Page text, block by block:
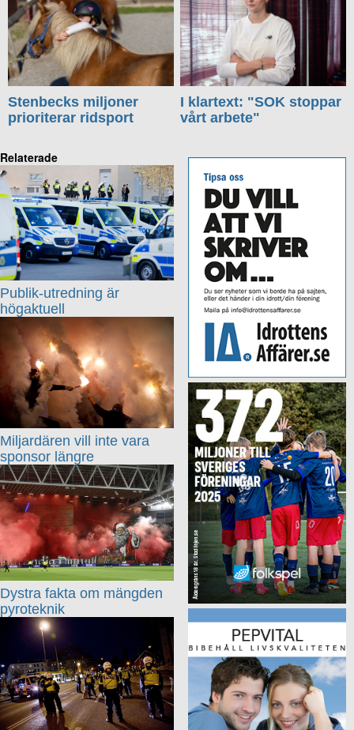
Stenbecks miljoner
prioriterar ridsport
I klartext: "SOK stoppar
vårt arbete"
Relaterade
Publik-utredning är
högaktuell
Miljardären vill inte vara
sponsor längre
Dystra fakta om mängden
pyroteknik